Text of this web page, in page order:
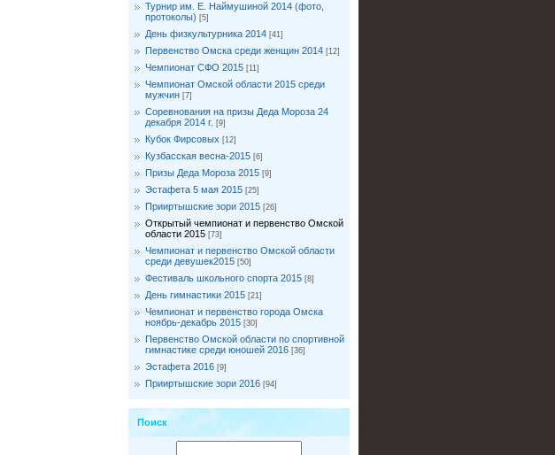
Турнир им. Е. Наймушиной 2014 (фото,
протоколы) [5]
День физкультурника 2014 [41]
Первенство Омска среди женщин 2014 [12]
Чемпионат СФО 2015 [11]
Чемпионат Омской области 2015 среди
мужчин [7]
Соревнования на призы Деда Мороза 24
декабря 2014 г. [9]
Кубок Фирсовых [12]
Кузбасская весна-2015 [6]
Призы Деда Мороза 2015 [9]
Эстафета 5 мая 2015 [25]
Прииртышские зори 2015 [26]
Открытый чемпионат и первенство Омской
области 2015 [73]
Чемпионат и первенство Омской области
среди девушек2015 [50]
Фестиваль школьного спорта 2015 [8]
День гимнастики 2015 [21]
Чемпионат и первенство города Омска
ноябрь-декабрь 2015 [30]
Первенство Омской области по спортивной
гимнастике среди юношей 2016 [36]
Эстафета 2016 [9]
Прииртышские зори 2016 [94]
Поиск